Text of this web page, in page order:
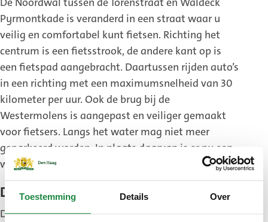
Toestemming Details Over
Pyrmontkade is veranderd in een straat waar u
veilig en comfortabel kunt fietsen. Richting het
centrum is een fietsstrook, de andere kant op is
een fietspad aangebracht. Daartussen rijden auto’s
in een richting met een maximumsnelheid van 30
kilometer per uur. Ook de brug bij de
Westermolens is aangepast en veiliger gemaakt
voor fietsers. Langs het water mag niet meer
geparkeerd worden. In plaats daarvan is er nu een
wandelpad.
De Constant Rebecquestraat
De Constant Rebecquestraat is voor de nood- en